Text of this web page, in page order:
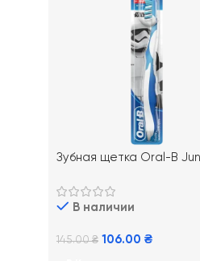
Зубная щетка Oral-B
В наличии
145.00₴ 106.00 ₴